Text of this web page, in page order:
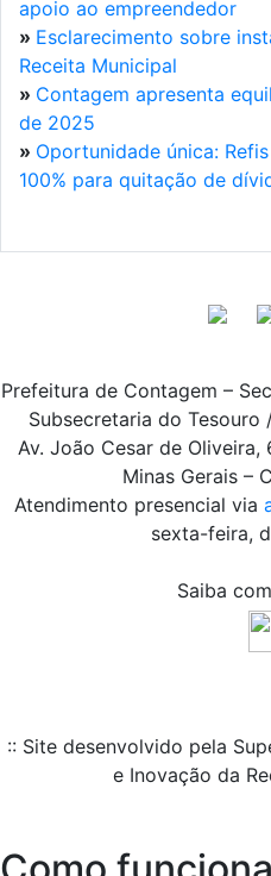
apoio ao empreendedor
» Esclarecimento sobre
Receita Municipal
» Contagem apresenta
de 2025
» Oportunidade única:
100% para quitação de
Prefeitura de Contagem –
Subsecretaria do Tesouro
Av. João Cesar de Oliveira,
Minas Gerais –
Atendimento presencial via
sexta-feira,
Saiba
:: Site desenvolvido pela
e Inovação da